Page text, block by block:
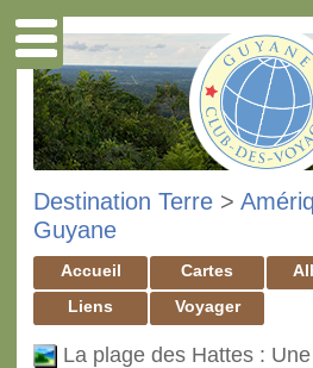
Destination Terre >
Guyane
Accueil Cartes
Liens
Voyager
La plage des Hattes :